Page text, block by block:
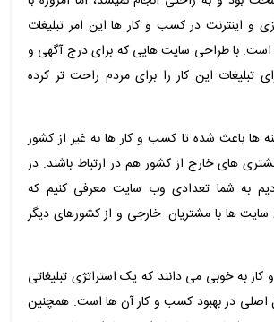
و اینترنت در کسب و کار ها این امر تبلیغات
با طراحی سایت هایی که برای درج آگهی و
تبلیغات این کار را برای مردم راحت تر کرده
ها باعث شده تا کسب و کار ها به غیر از کشور
های خارج از کشور هم در ارتباط باشند. در
به شما تعدادی وب سایت معرفی کنیم که
سایت ها با مشتریان خارجی و از کشورهای دیگر
به خوبی می دانند که یک استراتژی تبلیغاتی
اصلی در بهبود کسب و کار آن ها است. همچنین